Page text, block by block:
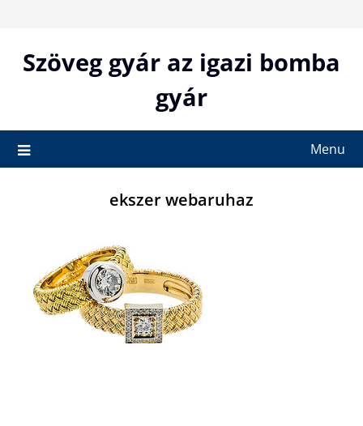
contentSzöveg gyár az igazi bomba
gyár
Menu
ekszer webaruhaz